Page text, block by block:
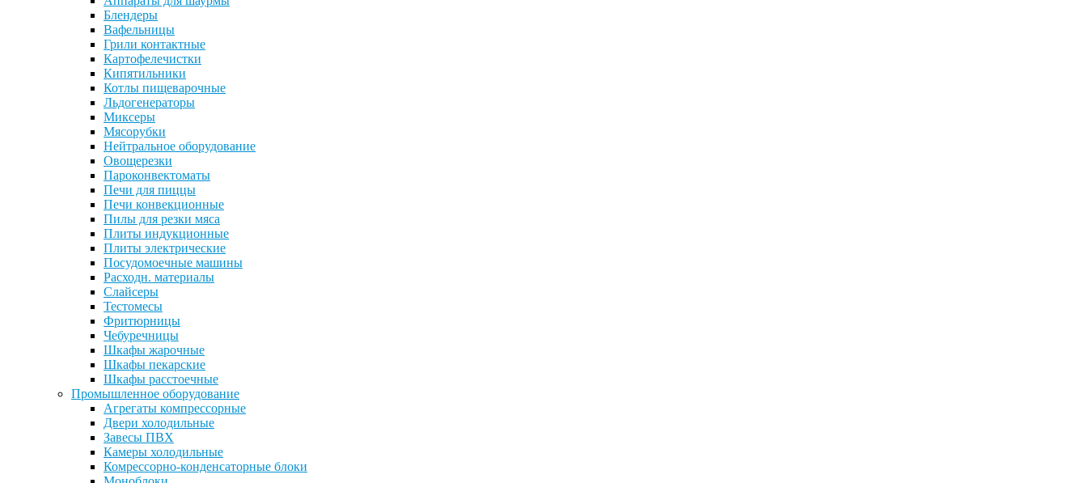
Блендеры
Вафельницы
Грили контактные
Картофелечистки
Кипятильники
Котлы пищеварочные
Льдогенераторы
Миксеры
Мясорубки
Нейтральное оборудование
Овощерезки
Пароконвектоматы
Печи для пиццы
Печи конвекционные
Пилы для резки мяса
Плиты индукционные
Плиты электрические
Посудомоечные машины
Расходн. материалы
Слайсеры
Тестомесы
Фритюрницы
Чебуречницы
Шкафы жарочные
Шкафы пекарские
Шкафы расстоечные
Промышленное оборудование
Агрегаты компрессорные
Двери холодильные
Завесы ПВХ
Камеры холодильные
Комрессорно-конденсаторные блоки